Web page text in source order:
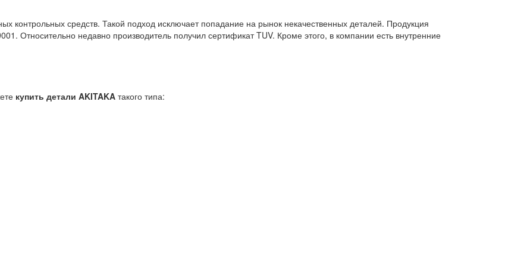
контрольных средств. Такой подход исключает попадание на рынок некачественных деталей. Продукция
Относительно недавно производитель получил сертификат TUV. Кроме этого, в компании есть внутренние
купить детали AKITAKA такого типа: